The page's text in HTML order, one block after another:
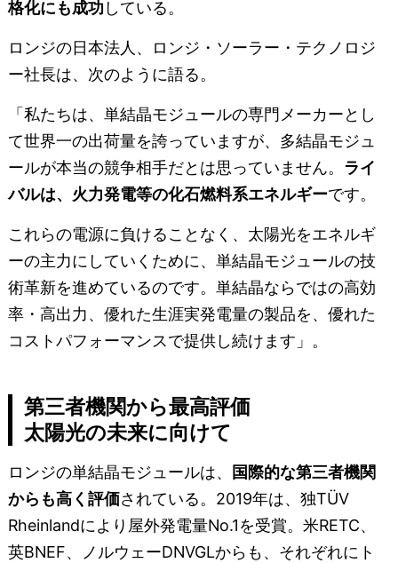
格化にも成功 している。
ロンジの日本法人、ロンジ・ソーラー・テクノロジ
ー社長は、次のように語る。
「私たちは、単結晶モジュールの専門メーカーとし
て世界一の出荷量を誇っていますが、多結晶モジュ
ールが本当の競争相手だとは思っていません。 ライ
バルは、火力発電等の化石燃料系エネルギーです。
これらの電源に負けることなく、太陽光をエネルギ
ーの主力にしていくために、単結晶モジュールの技
術革新を進めているのです。単結晶ならではの高効
率・高出力、優れた生涯実発電量の製品を、優れた
コストパフォーマンスで提供し続けます」。
第三者機関から最高評価
太陽光の未来に向けて
ロンジの単結晶モジュールは、 国際的な第三者機関
からも高く評価されている。2019年は、独TÜV
Rheinlandにより屋外発電量No.1を受賞。米RETC、
英BNEF、ノルウェーDNVGLからも、それぞれにト